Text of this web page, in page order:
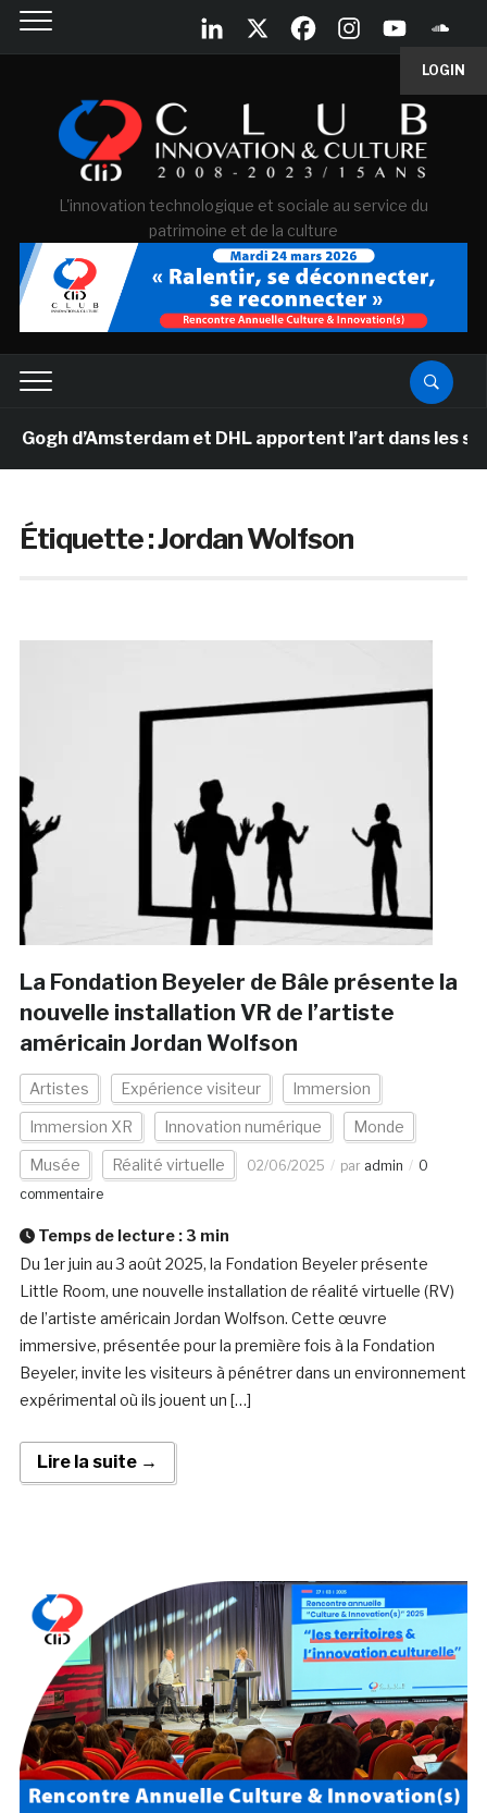
LOGIN
L'innovation technologique et sociale au service du
patrimoine et de la culture
d’Amsterdam et DHL apportent l’art dans les
Étiquette :Jordan Wolfson
La Fondation Beyeler de Bâle présente la
nouvelle installation VR de l’artiste
américain Jordan Wolfson
Artistes Expérience visiteur Immersion
Immersion XR Innovation numérique Monde
Musée Réalité virtuelle 02/06/2025 par admin
0
commentaire
Temps de lecture : 3 min
Du 1er juin au 3 août 2025, la Fondation Beyeler présente
Little Room, une nouvelle installation de réalité virtuelle (RV)
de l’artiste américain Jordan Wolfson. Cette œuvre
immersive, présentée pour la première fois à la Fondation
Beyeler, invite les visiteurs à pénétrer dans un environnement
expérimental où ils jouent un […]
Lire la suite →